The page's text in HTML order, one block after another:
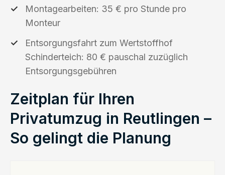
Montagearbeiten: 35 € pro Stunde pro
Monteur
Entsorgungsfahrt zum Wertstoffhof
Schinderteich: 80 € pauschal zuzüglich
Entsorgungsgebühren
Zeitplan für Ihren
Privatumzug in Reutlingen –
So gelingt die Planung